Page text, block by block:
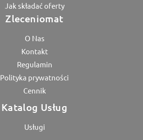
Jak składać oferty
Zleceniomat
O Nas
Kontakt
Regulamin
Polityka prywatności
Cennik
Katalog Usług
Usługi